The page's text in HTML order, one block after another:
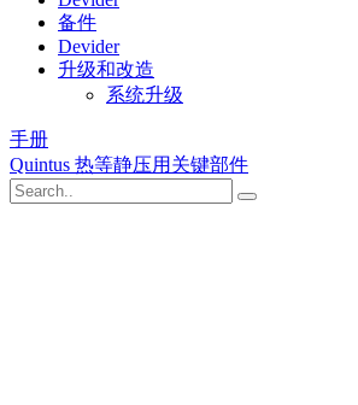
备件
Devider
升级和改造
系统升级
手册
Quintus 热等静压用关键部件